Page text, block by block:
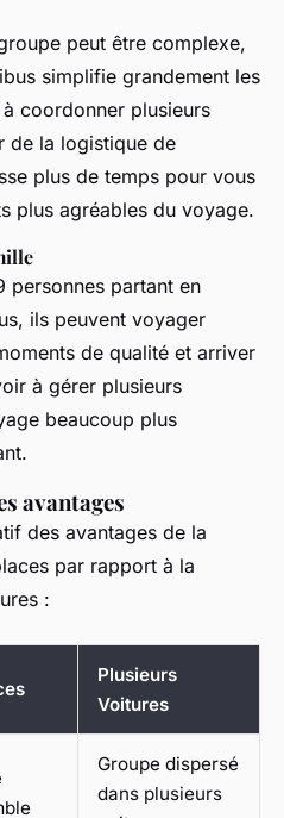
peut être complexe,
simplifie grandement les
coordonner plusieurs
de la logistique de
plus de temps pour vous
plus agréables du voyage.
personnes partant en
ils peuvent voyager
de qualité et arriver
à gérer plusieurs
beaucoup plus
avantages
des avantages de la
par rapport à la
:
Plusieurs
Voitures
Groupe dispersé
dans plusieurs